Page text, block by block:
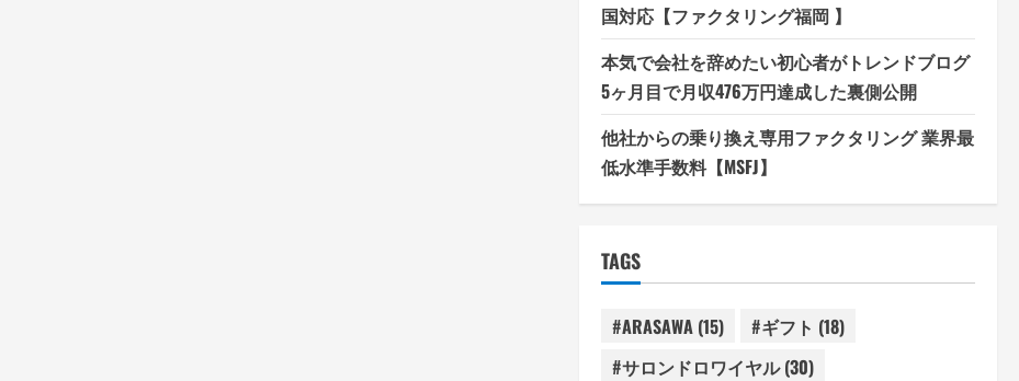
国対応【ファクタリング福岡 】
本気で会社を辞めたい初心者がトレンドブログ
5ヶ月目で月収476万円達成した裏側公開
他社からの乗り換え専用ファクタリング 業界最
低水準手数料【MSFJ】
TAGS
#ARASAWA(15) #ギフト (18)
#サロンドロワイヤル(30)